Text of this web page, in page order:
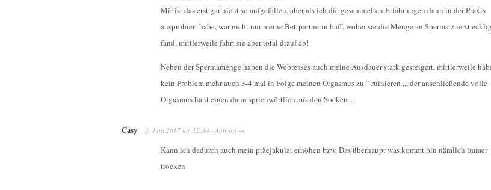
Mir ist das erst gar nicht so aufgefallen, aber als ich die gesammelten Erfahrungen dann in der Praxis
ausprobiert habe, war nicht nur meine Bettpartnerin baff, wobei sie die Menge an Sperma zuerst ecklig
fand, mittlerweile fährt sie aber total drauf ab!
Neben der Spermamenge haben die Webteases auch meine Ausdauer stark gesteigert, mittlerweile
kein Problem mehr auch 3-4 mal in Folge meinen Orgasmus zu “ ruinieren „, der anschließende volle
Orgasmus haut einen dann sprichwörtlich aus den Socken…
Casy 3. Juni 2017 um 12:34 · Antwort →
Kann ich dadurch auch mein präejakulat erhöhen bzw. Das überhaupt was kommt bin nämlich immer
trocken